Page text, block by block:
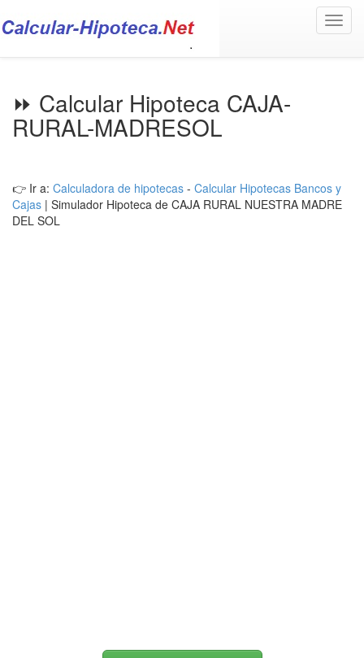
⏩ Calcular Hipoteca CAJA-
RURAL-MADRESOL
👉 Ir a: Calculadora de hipotecas - Calcular Hipotecas Bancos y
Cajas | Simulador Hipoteca de CAJA RURAL NUESTRA MADRE
DEL SOL